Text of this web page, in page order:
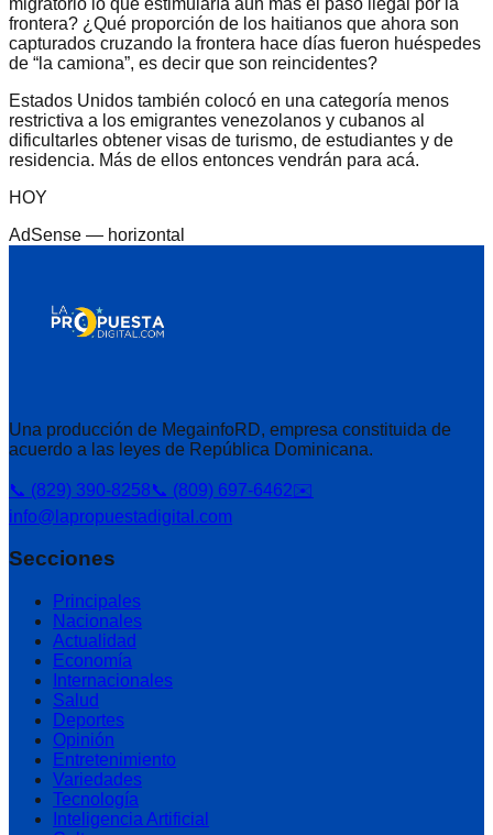
frontera? ¿Qué proporción de los haitianos que ahora son
capturados cruzando la frontera hace días fueron huéspedes
de “la camiona”, es decir que son reincidentes?
Estados Unidos también colocó en una categoría menos
restrictiva a los emigrantes venezolanos y cubanos al
dificultarles obtener visas de turismo, de estudiantes y de
residencia. Más de ellos entonces vendrán para acá.
HOY
AdSense — horizontal
Una producción de MegainfoRD, empresa constituida de
acuerdo a las leyes de República Dominicana.
📞 (829) 390-8258📞 (809) 697-6462✉️
info@lapropuestadigital.com
Secciones
Principales
Nacionales
Actualidad
Economía
Internacionales
Salud
Deportes
Opinión
Entretenimiento
Variedades
Tecnología
Inteligencia Artificial